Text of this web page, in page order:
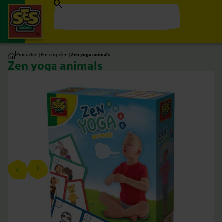
|Producten | Buitenspelen |Zen yoga animals
Zen yoga animals